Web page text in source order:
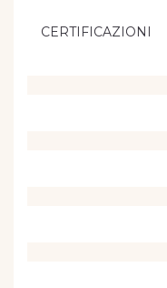
CERTIFICAZIONI